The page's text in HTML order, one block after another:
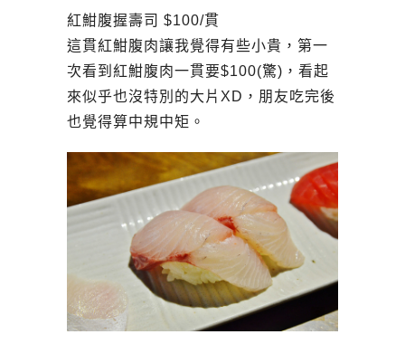
紅魽腹握壽司 $100/貫
這貫紅魽腹肉讓我覺得有些小貴，第一
次看到紅魽腹肉一貫要$100(驚)，看起
來似乎也沒特別的大片XD，朋友吃完後
也覺得算中規中矩。